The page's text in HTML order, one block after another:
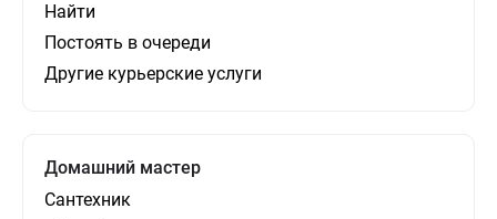
Найти
Постоять в очереди
Другие курьерские услуги
Домашний мастер
Сантехник